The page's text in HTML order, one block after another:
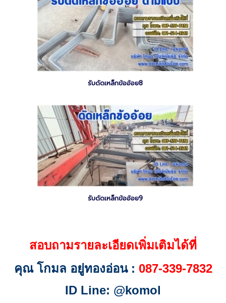
รับดัดเหล็กข้ออ้อย8
รับดัดเหล็กข้ออ้อย9
สอบถามรายละเอียดเพิ่มเติมได้ที่
คุณ โกมล อยู่ทองอ่อน : 087-339-7832
ID Line: @komol